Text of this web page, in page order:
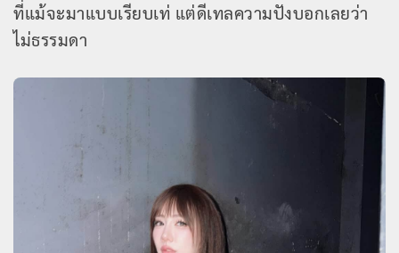
ที่แม้จะมาแบบเรียบเท่ แต่ดีเทลความปังบอกเลยว่า
ไม่ธรรมดา